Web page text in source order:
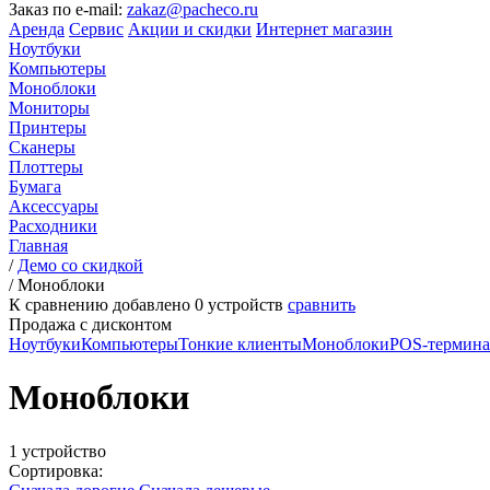
Заказ по e-mail: zakaz@pacheco.ru
Аренда Сервис Акции и скидки Интернет магазин
Ноутбуки
Компьютеры
Моноблоки
Мониторы
Принтеры
Сканеры
Плоттеры
Бумага
Аксессуары
Расходники
Главная
/ Демо со скидкой
/Моноблоки
К сравнению добавлено 0 устройств сравнить
Продажа с дисконтом
НоутбукиКомпьютерыТонкие клиентыМоноблокиPOS-
Моноблоки
1 устройство
Сортировка: